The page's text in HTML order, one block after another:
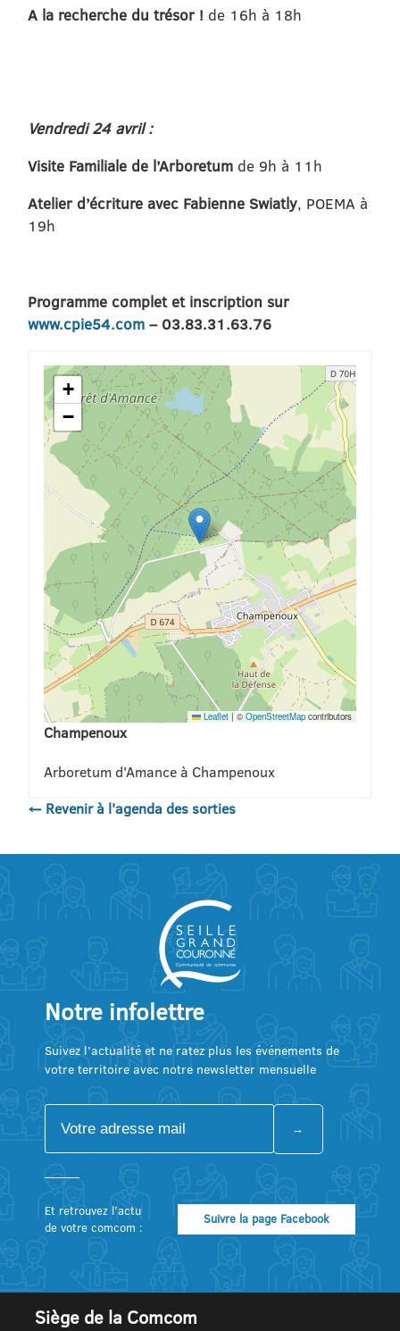
A la recherche du trésor ! de 16h à 18h
Vendredi 24 avril :
Visite Familiale de l’Arboretum de 9h à 11h
Atelier d’écriture avec Fabienne Swiatly, POEMA à
19h
Programme complet et inscription sur
www.cpie54.com – 03.83.31.63.76
+
−
Leaflet | ©OpenStreetMap contributors
Champenoux
Arboretum d'Amance à Champenoux
← Revenir à l'agenda des sorties
Notre infolettre
Suivez l’actualité et ne ratez plus les événements de
votre territoire avec notre newsletter mensuelle
Et retrouvez l’actu
de votre comcom :
Suivre la page Facebook
Siège de la Comcom